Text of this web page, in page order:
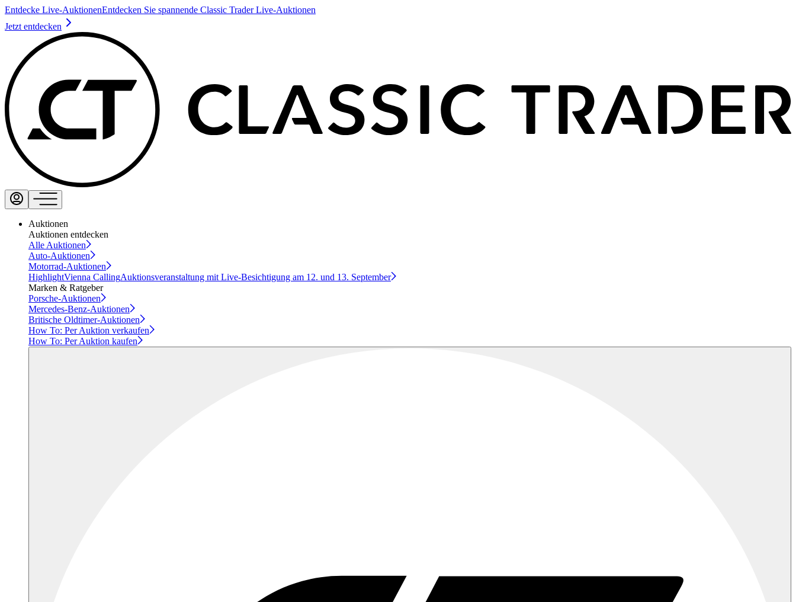
Entdecke Live-AuktionenEntdecken Sie spannende Classic Trader Live-Auktionen
Jetzt entdecken
Auktionen
Auktionen entdecken
Alle Auktionen
Auto-Auktionen
Motorrad-Auktionen
HighlightVienna CallingAuktionsveranstaltung mit Live-Besichtigung am 12. und 13. September
Marken & Ratgeber
Porsche-Auktionen
Mercedes-Benz-Auktionen
Britische Oldtimer-Auktionen
How To: Per Auktion verkaufen
How To: Per Auktion kaufen